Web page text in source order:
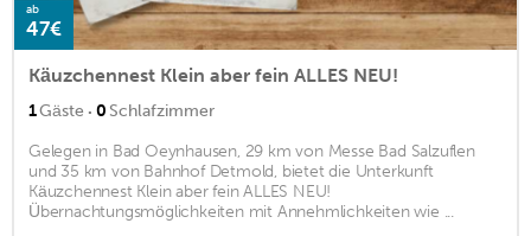
ab
47€
Käuzchennest Klein aber fein ALLES NEU!
1Gäste · 0 Schlafzimmer
Gelegen in Bad Oeynhausen, 29 km von Messe Bad Salzuflen
und 35 km von Bahnhof Detmold, bietet die Unterkunft
Käuzchennest Klein aber fein ALLES NEU!
Übernachtungsmöglichkeiten mit Annehmlichkeiten wie ...